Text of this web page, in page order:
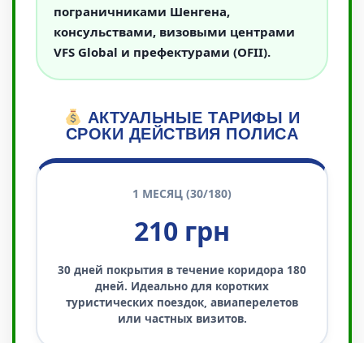
пограничниками Шенгена,
консульствами, визовыми центрами
VFS Global и префектурами (OFII).
АКТУАЛЬНЫЕ ТАРИФЫ И
СРОКИ ДЕЙСТВИЯ ПОЛИСА
1 МЕСЯЦ (30/180)
210 грн
30 дней покрытия в течение коридора 180
дней. Идеально для коротких
туристических поездок, авиаперелетов
или частных визитов.